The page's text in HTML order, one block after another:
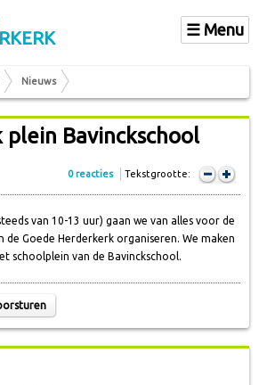
Menu
Nieuws
plein Bavinckschool
Tekstgrootte:
0 reacties
van 10-13 uur) gaan we van alles voor de
de Goede Herderkerk organiseren. We maken
schoolplein van de Bavinckschool.